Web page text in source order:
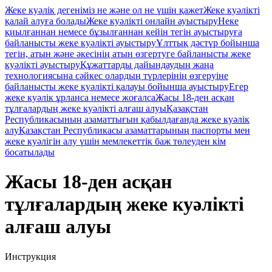
Жеке куәлік дегеніміз не және ол не үшін қажетЖеке куәлікті
қалай алуға боладыЖеке куәлікті онлайн ауыстыруНеке
қиылғаннан немесе бұзылғаннан кейін тегін ауыстыруға
байланысты жеке куәлікті ауыстыруҰлттық дәстүр бойынша
тегін, атын және әкесінің атын өзгертуге байланысты жеке
куәлікті ауыстыруҚұжаттарды дайындаудың жаңа
технологиясына сәйкес олардың түрлерінің өзгеруіне
байланысты жеке куәлікті қалауы бойынша ауыстыруЕгер
жеке куәлік ұрланса немесе жоғалсаЖасы 18-ден асқан
тұлғалардың жеке куәлікті алғаш алуыҚазақстан
Республикасының азаматтығын қабылдағанда жеке куәлік
алуҚазақстан Республикасы азаматтарының паспорты мен
жеке куәлігін алу үшін мемлекеттік баж төлеуден кім
босатылады
Жасы 18-ден асқан
тұлғалардың жеке куәлікті
алғаш алуы
Инструкция